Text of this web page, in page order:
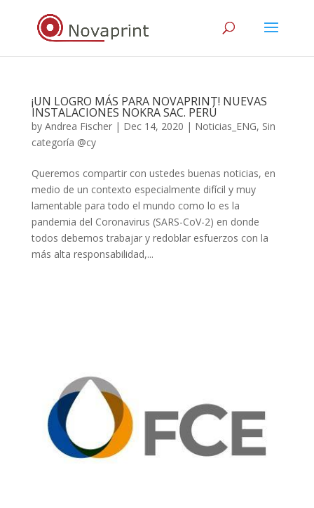
¡UN LOGRO MÁS PARA NOVAPRINT! NUEVAS
INSTALACIONES NOKRA SAC. PERÚ
by Andrea Fischer| Dec 14, 2020 | Noticias_ENG, Sin
categoría @cy
Queremos compartir con ustedes buenas noticias, en
medio de un contexto especialmente difícil y muy
lamentable para todo el mundo como lo es la
pandemia del Coronavirus (SARS-CoV-2) en donde
todos debemos trabajar y redoblar esfuerzos con la
más alta responsabilidad,...